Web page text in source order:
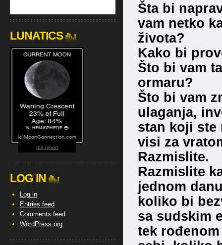
Šta bi
vam netko
života?
Kako bi
Što bi vam
ormaru?
Što bi vam
ulaganja,
stan koji ste
visi za
Razmislite.
Razmislite
jednom
koliko bi
sa sudskim
tek
LUNATICS
the moon
LOG IN
Log in
Entries feed
Comments feed
WordPress.org